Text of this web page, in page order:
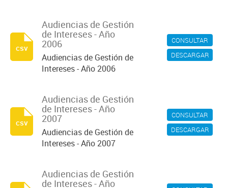
CONSULTAR
DESCARGAR
Audiencias de Gestión
de Intereses - Año
2006
Audiencias de Gestión de
Intereses - Año 2006
csv
CONSULTAR
DESCARGAR
Audiencias de Gestión
de Intereses - Año
2007
Audiencias de Gestión de
Intereses - Año 2007
csv
Audiencias de Gestión
de Intereses - Año